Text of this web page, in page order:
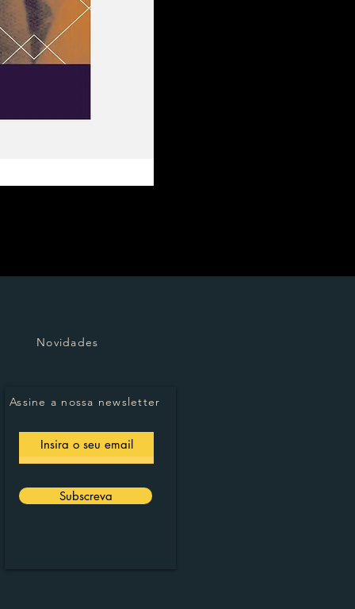
Novidades
Assine a nossa newsletter
Subscreva